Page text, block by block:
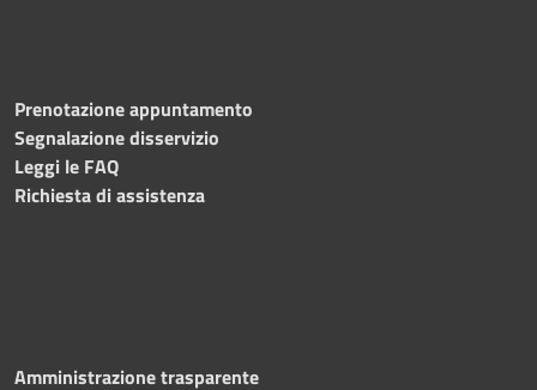
Prenotazione appuntamento
Segnalazione disservizio
Leggi le FAQ
Richiesta di assistenza
Amministrazione trasparente